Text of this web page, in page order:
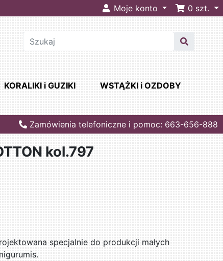
Moje konto 0 szt.
KORALIKI i GUZIKI WSTĄŻKI i OZDOBY
Zamówienia telefoniczne i pomoc: 663-656-888
kol.797
specjalnie do produkcji małych